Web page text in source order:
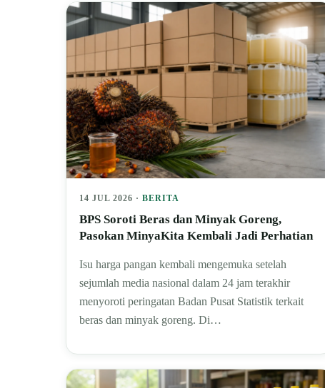
14 JUL 2026 · BERITA
BPS Soroti Beras dan Minyak Goreng,
Pasokan MinyaKita Kembali Jadi Perhatian
Isu harga pangan kembali mengemuka setelah
sejumlah media nasional dalam 24 jam terakhir
menyoroti peringatan Badan Pusat Statistik terkait
beras dan minyak goreng. Di…